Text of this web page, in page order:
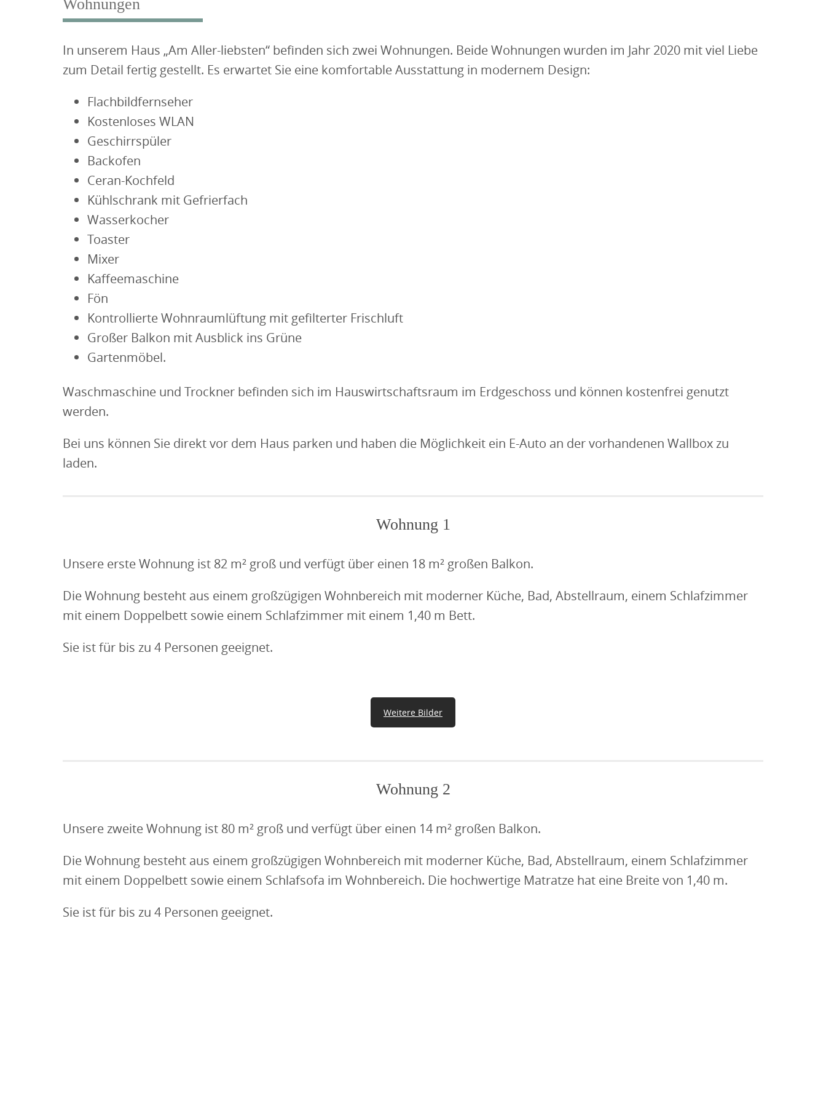
Wohnungen
In unserem Haus „Am Aller-liebsten“ befinden sich zwei Wohnungen. Beide Wohnungen wurden im Jahr 2020 mit viel Liebe
zum Detail fertig gestellt. Es erwartet Sie eine komfortable Ausstattung in modernem Design:
Flachbildfernseher
Kostenloses WLAN
Geschirrspüler
Backofen
Ceran-Kochfeld
Kühlschrank mit Gefrierfach
Wasserkocher
Toaster
Mixer
Kaffeemaschine
Fön
Kontrollierte Wohnraumlüftung mit gefilterter Frischluft
Großer Balkon mit Ausblick ins Grüne
Gartenmöbel.
Waschmaschine und Trockner befinden sich im Hauswirtschaftsraum im Erdgeschoss und können kostenfrei genutzt
werden.
Bei uns können Sie direkt vor dem Haus parken und haben die Möglichkeit ein E-Auto an der vorhandenen Wallbox zu
laden.
Wohnung 1
Unsere erste Wohnung ist 82 m² groß und verfügt über einen 18 m² großen Balkon.
Die Wohnung besteht aus einem großzügigen Wohnbereich mit moderner Küche, Bad, Abstellraum, einem Schlafzimmer
mit einem Doppelbett sowie einem Schlafzimmer mit einem 1,40 m Bett.
Sie ist für bis zu 4 Personen geeignet.
Wohnbereich Wohnung -eins-
Wohnbereich mit Küche und Essplatz
Weitere Bilder
Wohnung 2
Unsere zweite Wohnung ist 80 m² groß und verfügt über einen 14 m² großen Balkon.
Die Wohnung besteht aus einem großzügigen Wohnbereich mit moderner Küche, Bad, Abstellraum, einem Schlafzimmer
mit einem Doppelbett sowie einem Schlafsofa im Wohnbereich. Die hochwertige Matratze hat eine Breite von 1,40 m.
Sie ist für bis zu 4 Personen geeignet.